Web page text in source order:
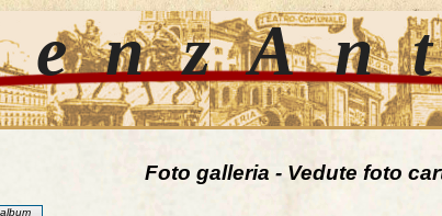
Foto galleria - Vedute foto